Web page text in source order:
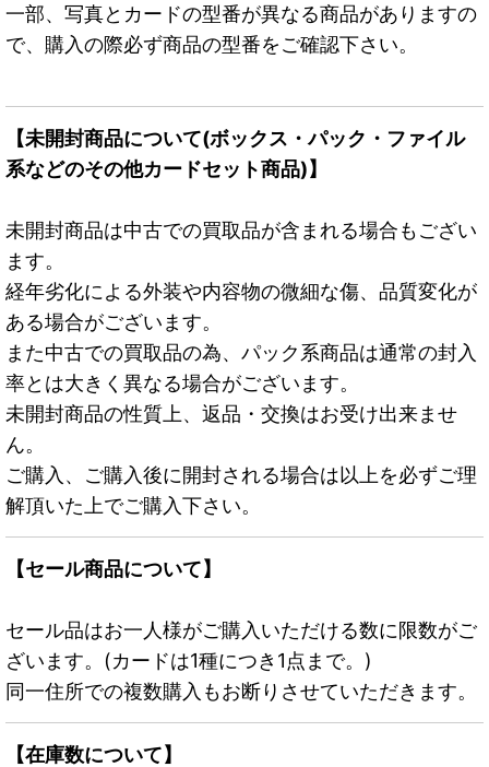
一部、写真とカードの型番が異なる商品がありますの
で、購入の際必ず商品の型番をご確認下さい。
【未開封商品について(ボックス・パック・ファイル
系などのその他カードセット商品)】
未開封商品は中古での買取品が含まれる場合もござい
ます。
経年劣化による外装や内容物の微細な傷、品質変化が
ある場合がございます。
また中古での買取品の為、パック系商品は通常の封入
率とは大きく異なる場合がございます。
未開封商品の性質上、返品・交換はお受け出来ませ
ん。
ご購入、ご購入後に開封される場合は以上を必ずご理
解頂いた上でご購入下さい。
【セール商品について】
セール品はお一人様がご購入いただける数に限数がご
ざいます。(カードは1種につき1点まで。)
同一住所での複数購入もお断りさせていただきます。
【在庫数について】